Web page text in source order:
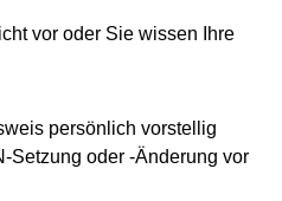
vor oder Sie wissen Ihre
persönlich vorstellig
Setzung oder -Änderung vor